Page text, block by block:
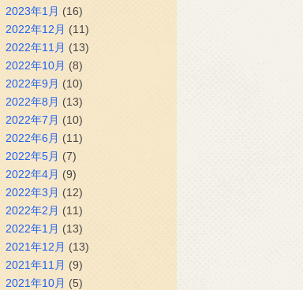
2023年1月 (16)
2022年12月 (11)
2022年11月 (13)
2022年10月 (8)
2022年9月 (10)
2022年8月 (13)
2022年7月 (10)
2022年6月 (11)
2022年5月 (7)
2022年4月 (9)
2022年3月 (12)
2022年2月 (11)
2022年1月 (13)
2021年12月 (13)
2021年11月 (9)
2021年10月 (5)